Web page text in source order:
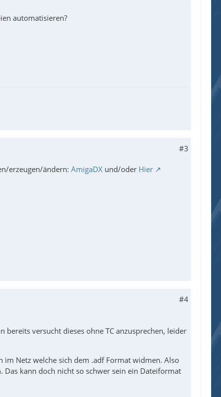
automatisieren?
#3
erzeugen/ändern: AmigaDX und/oder Hier
#4
versucht dieses ohne TC anzusprechen, leider
im Netz welche sich dem .adf Format widmen. Also
kann doch nicht so schwer sein ein Dateiformat